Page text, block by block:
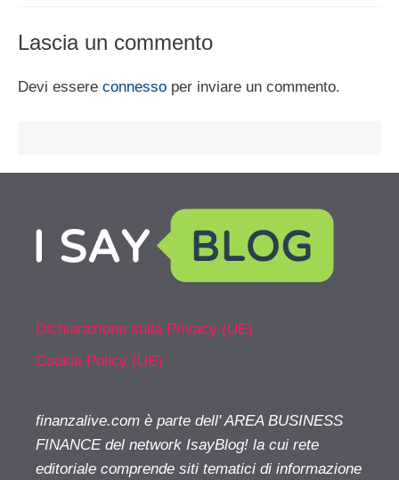
Lascia un commento
Devi essere connesso per inviare un commento.
Dichiarazione sulla Privacy (UE)
Cookie Policy (UE)
finanzalive.com è parte dell' AREA BUSINESS
FINANCE del network IsayBlog! la cui rete
editoriale comprende siti tematici di informazione